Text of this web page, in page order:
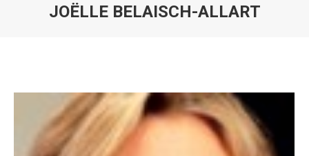
JOËLLE BELAISCH-ALLART